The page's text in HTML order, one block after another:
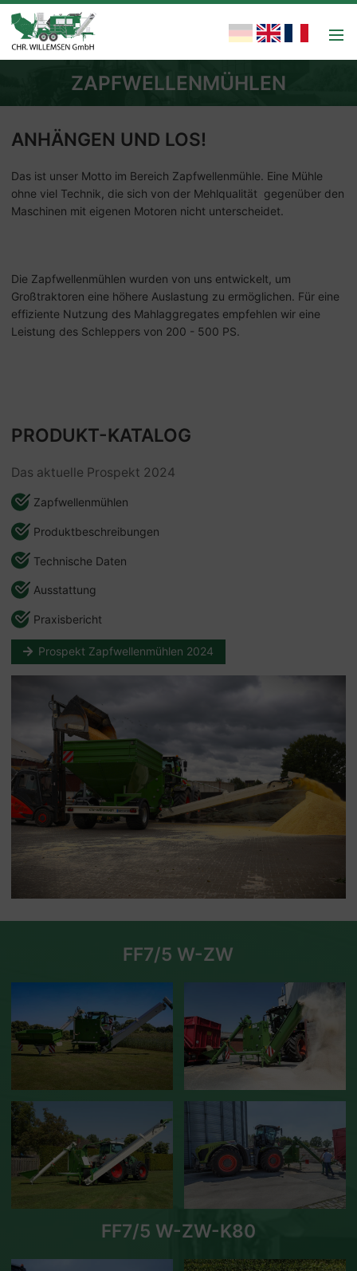
ZAPFWELLENMÜHLEN
ANHÄNGEN UND LOS!
Das ist unser Motto im Bereich Zapfwellenmühle. Eine Mühle
ohne viel Technik, die sich von der Mehlqualität gegenüber den
Maschinen mit eigenen Motoren nicht unterscheidet.
Die Zapfwellenmühlen wurden von uns entwickelt, um
Großtraktoren eine höhere Auslastung zu ermöglichen. Für eine
effiziente Nutzung des Mahlaggregates empfehlen wir eine
Leistung des Schleppers von 200 - 500 PS.
PRODUKT-KATALOG
Das aktuelle Prospekt 2024
Zapfwellenmühlen
Produktbeschreibungen
Technische Daten
Ausstattung
Praxisbericht
Prospekt Zapfwellenmühlen 2024
FF7/5 W-ZW
FF7/5 W-ZW-K80